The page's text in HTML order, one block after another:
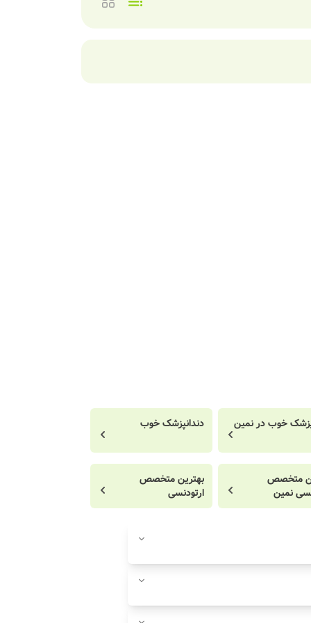
خوب در نمین دندانپزشک خوب
متخصص
نمین
بهترین متخصص
ارتودنسی